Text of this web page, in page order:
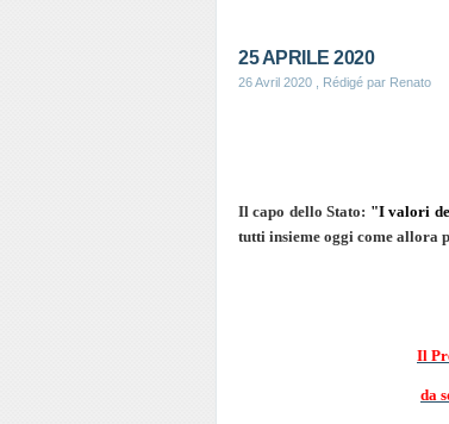
25 APRILE 2020
26 Avril 2020 , Rédigé par Renato
Il capo dello Stato: "I valori
tutti insieme oggi come allora
Il
da